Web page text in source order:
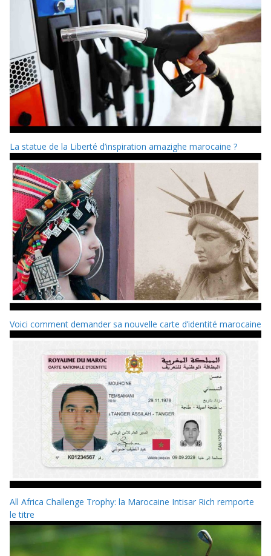
La statue de la Liberté d’inspiration amazighe marocaine ?
Voici comment demander sa nouvelle carte d’identité marocaine
All Africa Challenge Trophy: la Marocaine Intisar Rich remporte
le titre